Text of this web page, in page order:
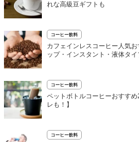
れな高級豆ギフトも
コーヒー飲料
カフェインレスコーヒー人気
ップ・インスタント・液体タイ
コーヒー飲料
ペットボトルコーヒーおすす
レも！】
コーヒー飲料